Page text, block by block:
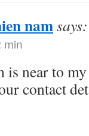
namsays:
min
is near to
contact